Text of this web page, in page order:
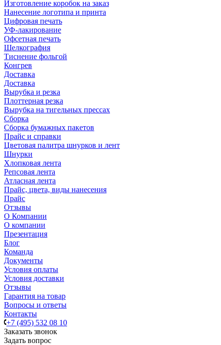
Изготовление коробок на заказ
Нанесение логотипа и принта
Цифровая печать
УФ-лакирование
Офсетная печать
Шелкография
Тиснение фольгой
Конгрев
Доставка
Доставка
Вырубка и резка
Плоттерная резка
Вырубка на тигельных прессах
Сборка
Сборка бумажных пакетов
Прайс и справки
Цветовая палитра шнурков и лент
Шнурки
Хлопковая лента
Репсовая лента
Атласная лента
Прайс, цвета, виды нанесения
Прайс
Отзывы
О Компании
О компании
Презентация
Блог
Команда
Документы
Условия оплаты
Условия доставки
Отзывы
Гарантия на товар
Вопросы и ответы
Контакты
+7 (495) 532 08 10
Заказать звонок
Задать вопрос